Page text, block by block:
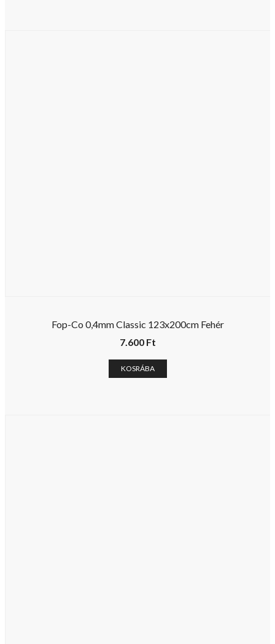
Fop-Co 0,4mm Classic 123x200cm Fehér
7.600 Ft
KOSRÁBA